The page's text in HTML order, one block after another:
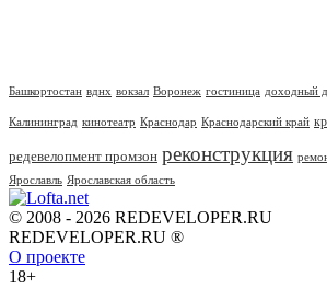
Башкортостан вднх вокзал Воронеж гостиница доходный
Калининград кинотеатр Краснодар Краснодарский край
редевелопмент промзон реконструкция
Ярославль Ярославская область
© 2008 - 2026 REDEVELOPER.RU
REDEVELOPER.RU ®
О проекте
18+